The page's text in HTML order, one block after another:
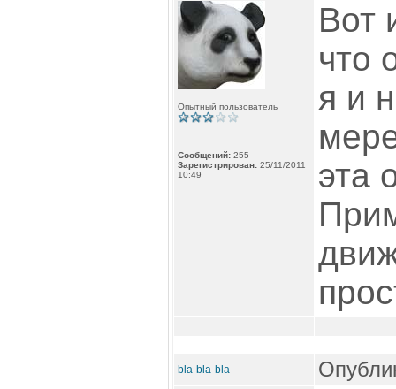
Опытный пользователь
Сообщений: 255
Зарегистрирован: 25/11/2011
10:49
Вот
что
я и
эта
bla-bla-bla